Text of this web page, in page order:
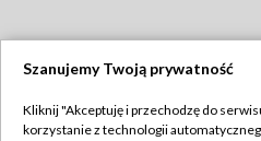
Szanujemy Twoją prywatność
Kliknij "Akceptuję i przechodzę do
korzystanie z technologii